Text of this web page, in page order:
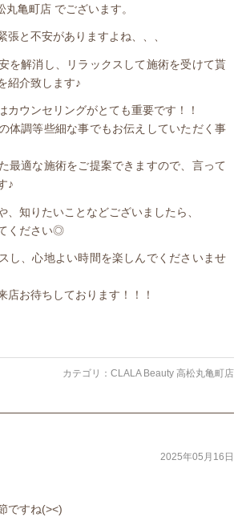
亀町店 でございます。
張と不安がありますよね、、、
を解消し、リラックスして施術を受けて貰
紹介致します♪
カウンセリングがとても重要です！！
体調等些細な事でもお伝えしていただく事
最適な施術をご提案できますので、言って
♪
、知りたいことなどございましたら、
ください◎
し、心地よい時間を楽しんでくださいませ
店お待ちしております！！！
カテゴリ： CLALA Beauty 高松丸亀町店
2025年05月16日
ですね(><)